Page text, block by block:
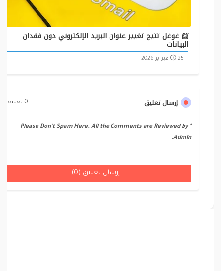
📨 غوغل تتيح تغيير عنوان البريد الإلكتروني دون فقدان
البيانات
25 فبراير 2026
إرسال تعليق 0 تعليقات
* Please Don't Spam Here. All the Comments are Reviewed by
Admin.
إرسال تعليق (0)